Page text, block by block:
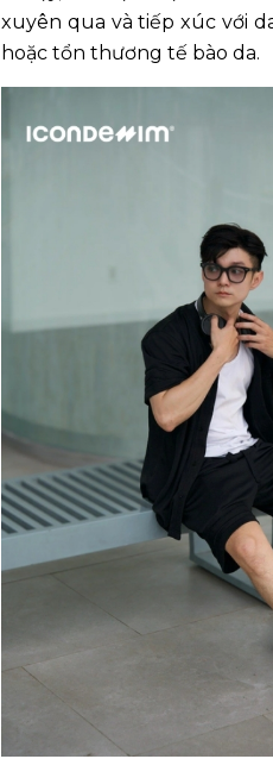
xuyên qua và tiếp xúc với
hoặc tổn thương tế bào da.